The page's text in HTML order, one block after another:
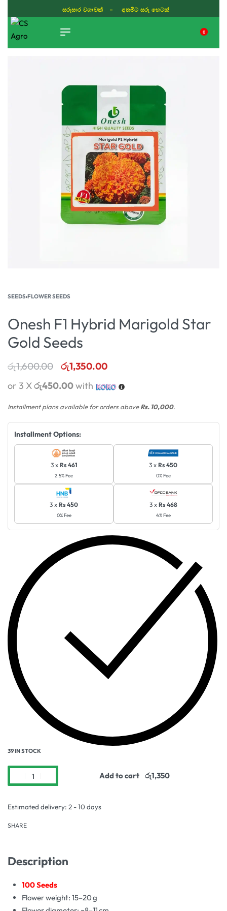
සරුසාර වගාවක් - අතමිට සරු හෙටක්
0
SEEDS›FLOWER SEEDS
Onesh F1 Hybrid Marigold Star
Gold Seeds
රු1,600.00 රු1,350.00
or 3 Xරු450.00with
Installment plans available for orders aboveRs. 10,000.
Installment Options:
3 x Rs 461
2.5% Fee
3 x Rs 450
0% Fee
3 x Rs 450
0% Fee
3 x Rs 468
4% Fee
39 IN STOCK
Add to cart
Estimated delivery: 2 - 10 days
SHARE
Description
100 Seeds
Flower weight: 15–20 g